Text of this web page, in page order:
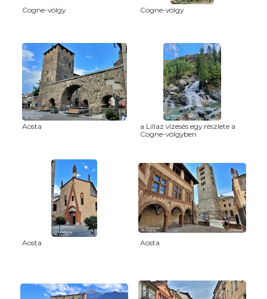
Cogne-völgy Cogne-völgy
Aosta
a Lillaz vízesés egy részlete a
Cogne-völgyben
Aosta Aosta